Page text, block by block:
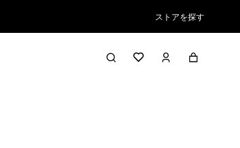
ストアを探す